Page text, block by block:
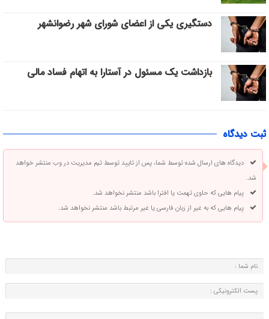
دستگیری یکی از اعضای شورای شهر رضوانشهر
بازداشت یک مسئول در آستارا به اتهام فساد مالی
ثبت دیدگاه
دیدگاه های ارسال شده توسط شما، پس از تایید توسط تیم مدیریت در وب منتشر خواهد
شد.
پیام هایی که حاوی تهمت یا افترا باشد منتشر نخواهد شد.
پیام هایی که به غیر از زبان فارسی یا غیر مرتبط باشد منتشر نخواهد شد.